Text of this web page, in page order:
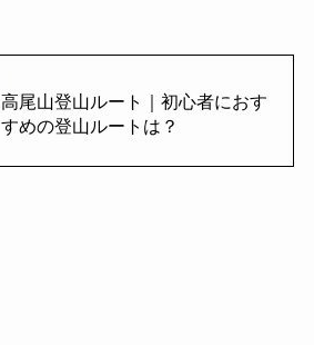
高尾山登山ルート｜初心者におす
すめの登山ルートは？